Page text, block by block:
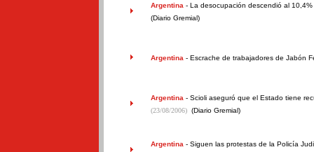
Argentina - La desocupación descendió al
(Diario Gremial)
Argentina - Escrache de trabajadores de Jabón
Argentina - Scioli aseguró que el Estado tiene
(23/08/2006) (Diario Gremial)
Argentina - Siguen las protestas de la Policía